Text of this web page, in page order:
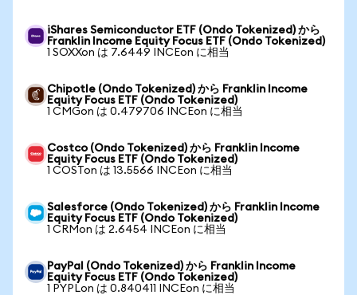
iShares Semiconductor ETF (Ondo Tokenized) から
Franklin Income Equity Focus ETF (Ondo Tokenized)
1 SOXXon は 7.6449 INCEon に相当
Chipotle (Ondo Tokenized) から Franklin Income
Equity Focus ETF (Ondo Tokenized)
1 CMGon は 0.479706 INCEon に相当
Costco (Ondo Tokenized) から Franklin Income
Equity Focus ETF (Ondo Tokenized)
1 COSTon は 13.5566 INCEon に相当
Salesforce (Ondo Tokenized) から Franklin Income
Equity Focus ETF (Ondo Tokenized)
1 CRMon は 2.6454 INCEon に相当
PayPal (Ondo Tokenized) から Franklin Income
Equity Focus ETF (Ondo Tokenized)
1 PYPLon は 0.840411 INCEon に相当